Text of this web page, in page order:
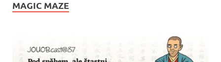
MAGIC MAZE